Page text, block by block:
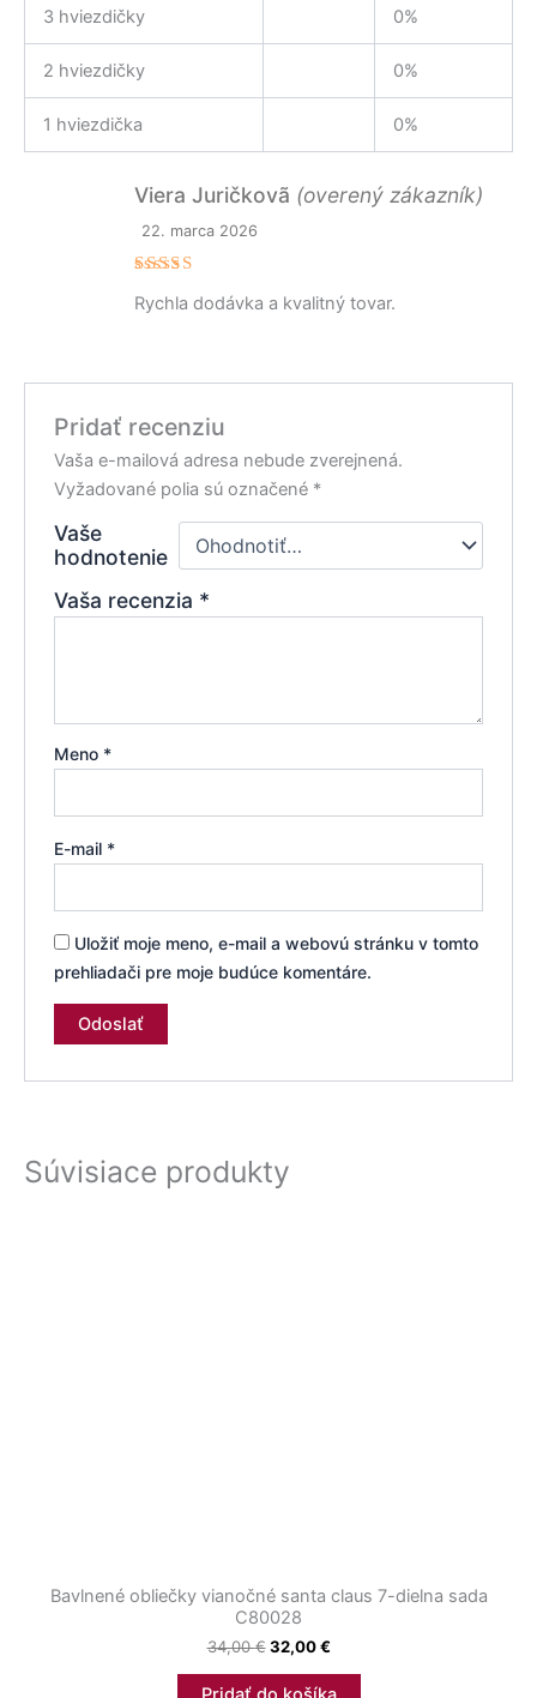
3 hviezdičky 0%
2 hviezdičky 0%
1 hviezdička 0%
e5z 5
Viera Juričkovã (overený zákazník)
22. marca 2026
Rychla dodávka a kvalitný tovar.
Pridať recenziu
Vaša e-mailová adresa nebude zverejnená.
Vyžadované polia sú označené *
Vaše
hodnotenie
Vaša recenzia *
Meno *
E-mail *
Uložiť moje meno, e-mail a webovú stránku v tomto
prehliadači pre moje budúce komentáre.
Súvisiace produkty
Bavlnené obliečky vianočné santa claus 7-dielna sada
C80028
34,00€ 32,00€